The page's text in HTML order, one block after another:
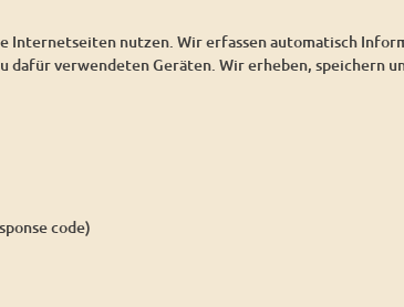
Internetseiten nutzen. Wir erfassen automatisch
verwendeten Geräten. Wir erheben, speichern
code)